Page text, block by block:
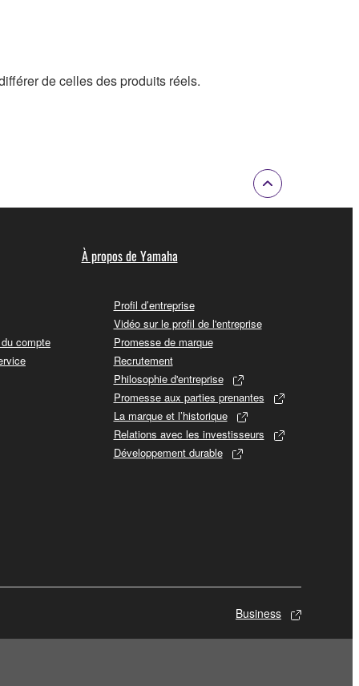
de celles des produits réels.
compte
À propos de Yamaha
Profil d’entreprise
Vidéo sur le profil de l'entreprise
Promesse de marque
Recrutement
Philosophie d'entreprise
Promesse aux parties prenantes
La marque et l’historique
Relations avec les investisseurs
Développement durable
Business